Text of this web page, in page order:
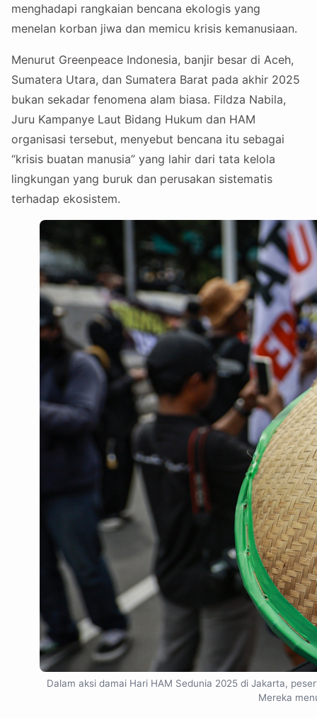
menghadapi rangkaian bencana ekologis yang
menelan korban jiwa dan memicu krisis kemanusiaan.
Menurut Greenpeace Indonesia, banjir besar di Aceh,
Sumatera Utara, dan Sumatera Barat pada akhir 2025
bukan sekadar fenomena alam biasa. Fildza Nabila,
Juru Kampanye Laut Bidang Hukum dan HAM
organisasi tersebut, menyebut bencana itu sebagai
“krisis buatan manusia” yang lahir dari tata kelola
lingkungan yang buruk dan perusakan sistematis
terhadap ekosistem.
Dalam aksi damai Hari HAM Sedunia 2025 di Jakarta,
Mereka